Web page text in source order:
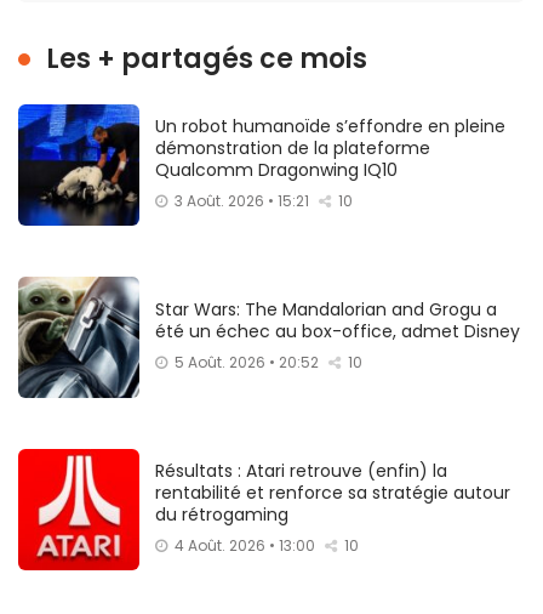
Les + partagés ce mois
Un robot humanoïde s’effondre en pleine
démonstration de la plateforme
Qualcomm Dragonwing IQ10
3 Août. 2026 • 15:21 10
Star Wars: The Mandalorian and Grogu a
été un échec au box-office, admet Disney
5 Août. 2026 • 20:52 10
Résultats : Atari retrouve (enfin) la
rentabilité et renforce sa stratégie autour
du rétrogaming
4 Août. 2026 • 13:00 10